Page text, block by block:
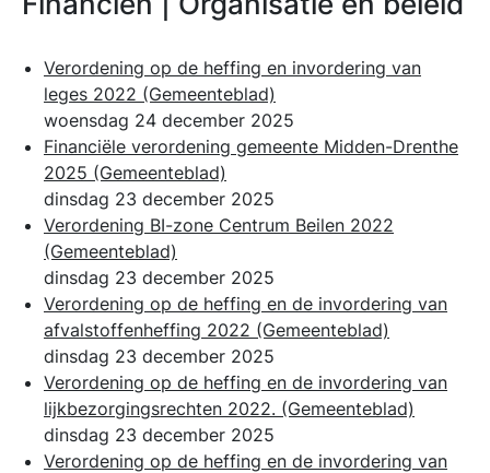
Verordening op de heffing en invordering van
leges 2022 (Gemeenteblad)
woensdag 24 december 2025
Financiële verordening gemeente Midden-Drenthe
2025 (Gemeenteblad)
dinsdag 23 december 2025
Verordening BI-zone Centrum Beilen 2022
(Gemeenteblad)
dinsdag 23 december 2025
Verordening op de heffing en de invordering van
afvalstoffenheffing 2022 (Gemeenteblad)
dinsdag 23 december 2025
Verordening op de heffing en de invordering van
lijkbezorgingsrechten 2022. (Gemeenteblad)
dinsdag 23 december 2025
Verordening op de heffing en de invordering van